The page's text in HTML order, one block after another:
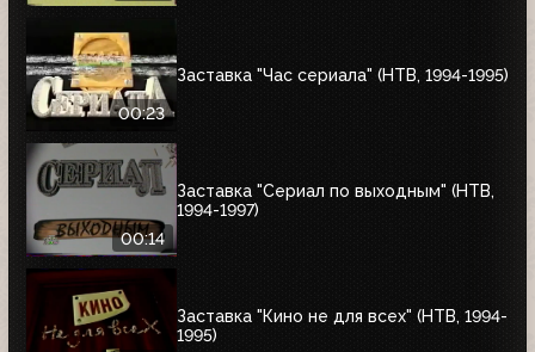
00:23
Заставка "Час сериала" (НТВ, 1994-1995)
00:14
Заставка "Сериал по выходным" (НТВ,
1994-1997)
Заставка "Кино не для всех" (НТВ, 1994-
1995)